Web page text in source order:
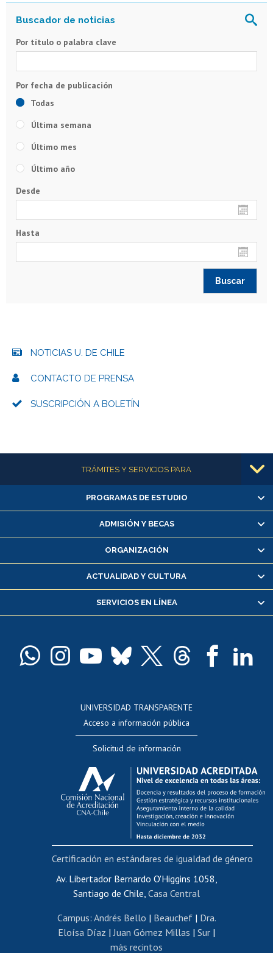
Por título o palabra clave
Todas
Última semana
Último mes
Último año
Desde
Hasta
NOTICIAS U. DE CHILE
CONTACTO DE PRENSA
SUSCRIPCIÓN A BOLETÍN
Más informaciónTRÁMITES Y SERVICIOS PARA
Alumnas/os y exalumnas/os
Matrícula en línea
Inscripción y cambio de asignaturas
Consulta y certificado de notas
Servicio médico y dental
Pago de arancel y crédito alumnos
Docentes
Evaluación docente
Calificación académica
Postulación al AUCAI
Funcionarias/os
Cursos internos de capacitación
Bienestar del personal
Portal de movilidad interna
Certificado de renta
Certificado de renta honorarios
Editar páginas blancas
PROGRAMAS DE ESTUDIO
ADMISIÓN Y BECAS
ORGANIZACIÓN
ACTUALIDAD Y CULTURA
SERVICIOS EN LÍNEA
UNIVERSIDAD TRANSPARENTE
Acceso a información pública
Solicitud de información
Av. Libertador Bernardo O'Higgins 1058,
Santiago de Chile, Casa Central
Campus: Andrés Bello | Beauchef| Dra.
Eloísa Díaz |Juan Gómez Millas | Sur |
más recintos
Certificación en estándares de igualdad de género